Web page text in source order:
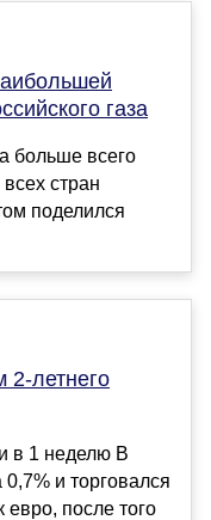
газа
больше всего
стран
поделился
2-летнего
в 1 неделю В
и торговался
после того